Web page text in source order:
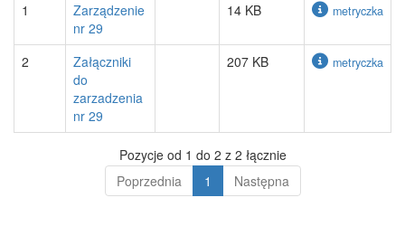
1
Zarządzenie
nr 29
14 KB metryczka
2
Załączniki
do
zarzadzenia
nr 29
207 KB metryczka
Pozycje od 1 do 2 z 2 łącznie
Poprzednia
1 Następna